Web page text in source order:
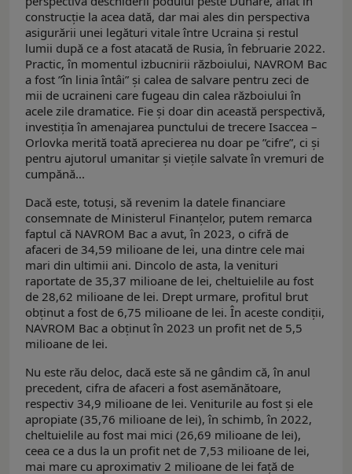
construcție la acea dată, dar mai ales din perspectiva
asigurării unei legături vitale între Ucraina și restul
lumii după ce a fost atacată de Rusia, în februarie 2022.
Practic, în momentul izbucnirii războiului, NAVROM Bac
a fost ”în linia întâi” și calea de salvare pentru zeci de
mii de ucraineni care fugeau din calea războiului în
acele zile dramatice. Fie și doar din această perspectivă,
investiția în amenajarea punctului de trecere Isaccea –
Orlovka merită toată aprecierea nu doar pe ”cifre”, ci și
pentru ajutorul umanitar și viețile salvate în vremuri de
cumpănă...
Dacă este, totuși, să revenim la datele financiare
consemnate de Ministerul Finanțelor, putem remarca
faptul că NAVROM Bac a avut, în 2023, o cifră de
afaceri de 34,59 milioane de lei, una dintre cele mai
mari din ultimii ani. Dincolo de asta, la venituri
raportate de 35,37 milioane de lei, cheltuielile au fost
de 28,62 milioane de lei. Drept urmare, profitul brut
obținut a fost de 6,75 milioane de lei. În aceste condiții,
NAVROM Bac a obținut în 2023 un profit net de 5,5
milioane de lei.
Nu este rău deloc, dacă este să ne gândim că, în anul
precedent, cifra de afaceri a fost asemănătoare,
respectiv 34,9 milioane de lei. Veniturile au fost și ele
apropiate (35,76 milioane de lei), în schimb, în 2022,
cheltuielile au fost mai mici (26,69 milioane de lei),
ceea ce a dus la un profit net de 7,53 milioane de lei,
mai mare cu aproximativ 2 milioane de lei față de